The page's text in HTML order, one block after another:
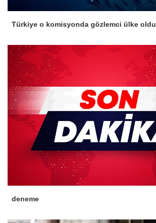
Türkiye o komisyonda gözlemci ülke oldu
deneme